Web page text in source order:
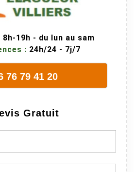
connaissent
très bien leur
juste une
évidence. Et
en plus ils
sympathique.
8h-19h - du lun au sam
: 24h/24 - 7j/7
76 79 41 20
Gratuit